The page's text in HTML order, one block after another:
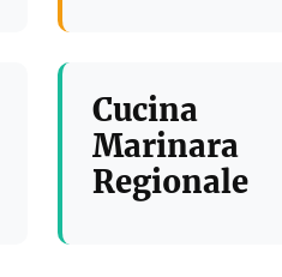
Cucina
Marinara
Regionale